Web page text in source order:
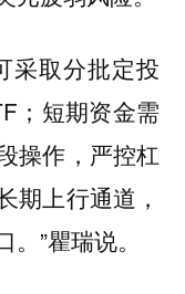
采取分批定投
；短期资金需
操作，严控杠
期上行通道，
”瞿瑞说。